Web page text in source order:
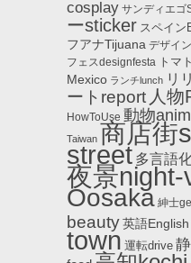
cosplay サンディエゴ
ーsticker スペイン
フアナTijuana デザイ
フェスdesignfesta トマ
Mexico ランチlunch リ
ートreport 人物
HowToUse 動物
Taiwan 商店街
street 多言語
夜景night-
Oosaka 紳士
beauty英語English
town 運転drive